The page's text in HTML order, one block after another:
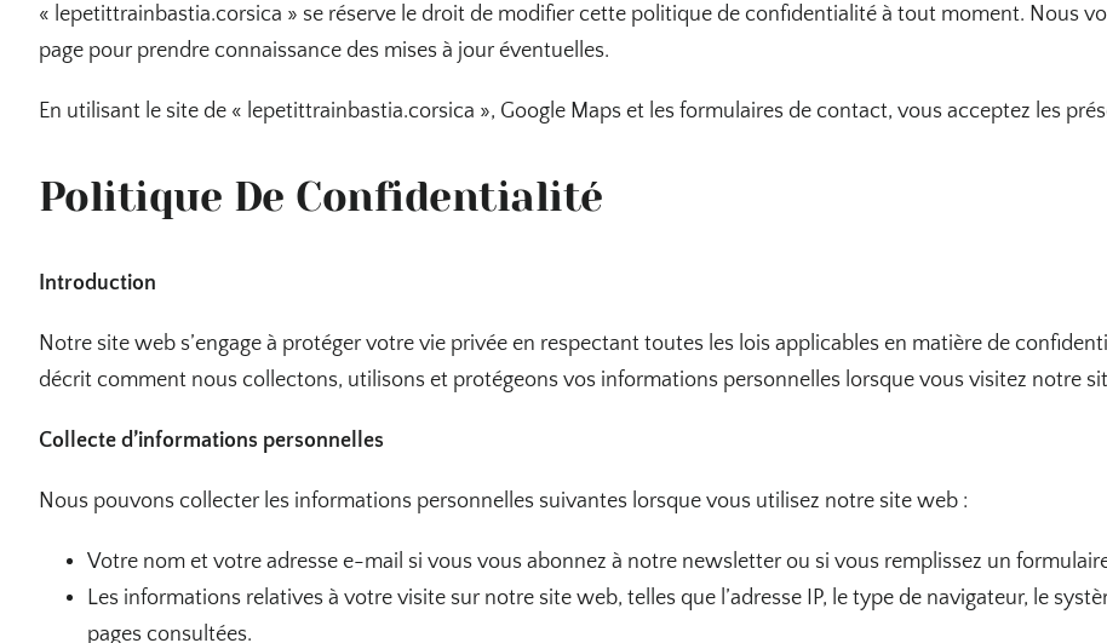
« lepetittrainbastia.corsica » se réserve le droit de modifier cette politique de confidentialité à tout moment. Nous
page pour prendre connaissance des mises à jour éventuelles.
En utilisant le site de « lepetittrainbastia.corsica », Google Maps et les formulaires de contact, vous acceptez les
Politique De Confidentialité
Introduction
Notre site web s’engage à protéger votre vie privée en respectant toutes les lois applicables en matière de
décrit comment nous collectons, utilisons et protégeons vos informations personnelles lorsque vous visitez notre
Collecte d’informations personnelles
Nous pouvons collecter les informations personnelles suivantes lorsque vous utilisez notre site web :
Votre nom et votre adresse e-mail si vous vous abonnez à notre newsletter ou si vous remplissez un
Les informations relatives à votre visite sur notre site web, telles que l’adresse IP, le type de navigateur, le
pages consultées.